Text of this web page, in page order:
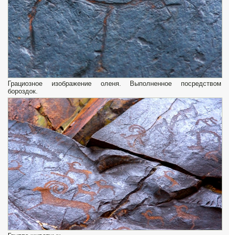
Грациозное изображение оленя. Выполненное посредством
бороздок.